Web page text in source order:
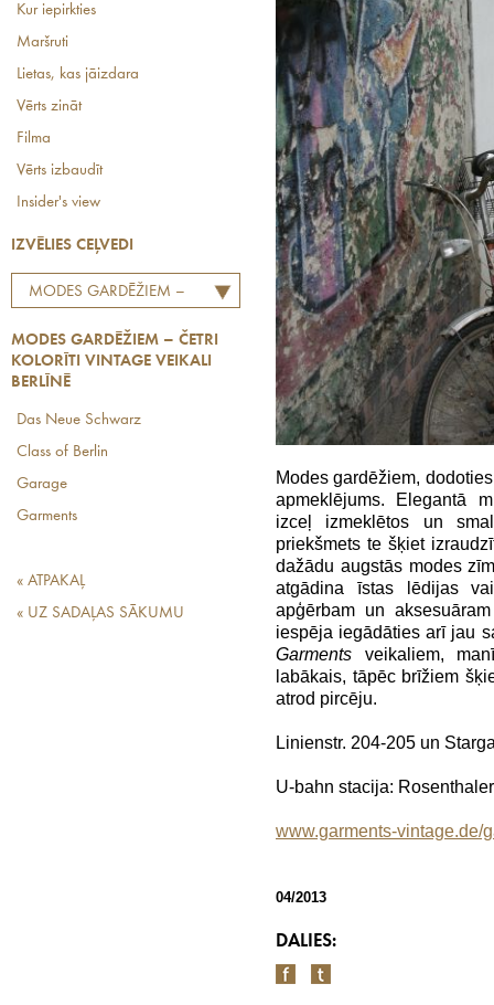
Kur iepirkties
Maršruti
Lietas, kas jāizdara
Vērts zināt
Filma
Vērts izbaudīt
Insider's view
IZVĒLIES CEĻVEDI
MODES GARDĒŽIEM –
VEIKALI BERLĪNĒ
MODES GARDĒŽIEM – ČETRI
KOLORĪTI VINTAGE VEIKALI
BERLĪNĒ
Das Neue Schwarz
Class of Berlin
Garage
Garments
« ATPAKAĻ
« UZ SADAĻAS SĀKUMU
Modes gardēžiem,
apmeklējums. Elegantā
izceļ izmeklētos un
priekšmets te šķiet
dažādu augstās modes
atgādina īstas lēdijas
apģērbam un
iespēja iegādāties arī jau
Garments veikaliem,
labākais, tāpēc brīžiem
atrod pircēju.
Linienstr. 204-205 un
U-bahn stacija:
www.garments-vintage.de/
04/2013
DALIES: